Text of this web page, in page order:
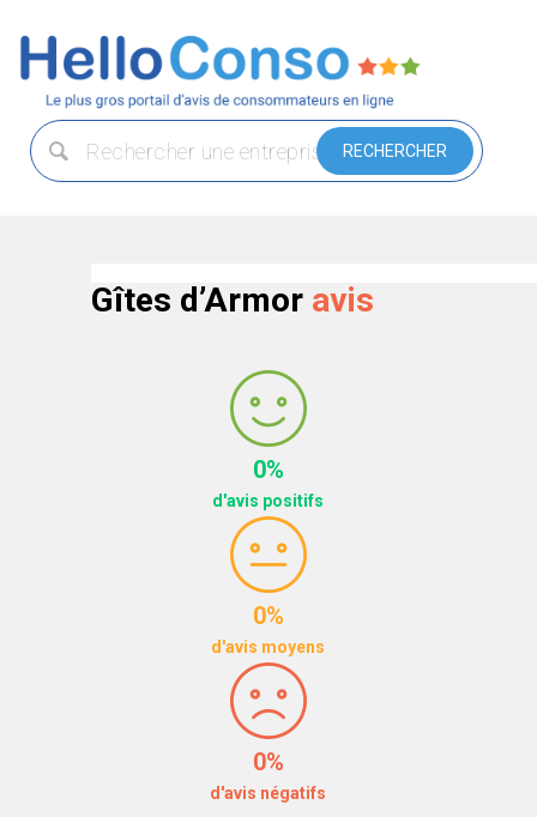
Gîtes d’Armor avis
0%
d'avis positifs
0%
d'avis moyens
0%
d'avis négatifs